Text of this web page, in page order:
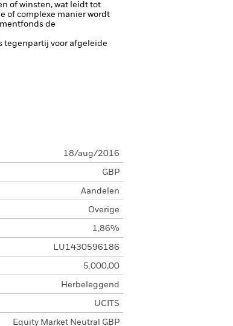
of winsten, wat leidt tot
of complexe manier wordt
de
tegenpartij voor afgeleide
18/aug/2016
GBP
Aandelen
Overige
1,86%
LU1430596186
5.000,00
Herbeleggend
UCITS
Equity Market Neutral GBP